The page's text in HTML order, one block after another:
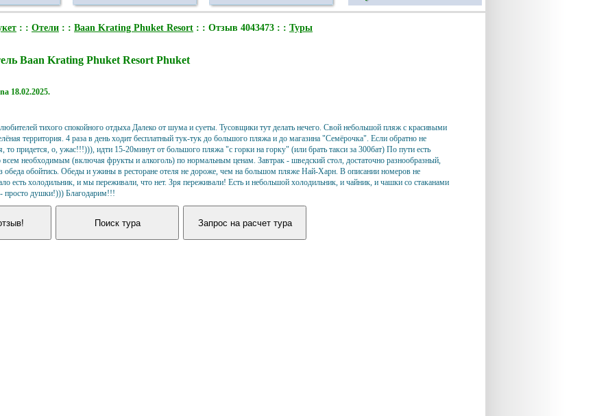
: : Отели : : Baan Krating Phuket Resort : : Отзыв 4043473 : : Туры
Baan Krating Phuket Resort Phuket
18.02.2025.
тихого спокойного отдыха Далеко от шума и суеты. Тусовщики тут делать нечего. Свой небольшой пляж с красивыми
территория. 4 раза в день ходит бесплатный тук-тук до большого пляжа и до магазина "Семёрочка". Если обратно не
то придется, о, ужас!!!))), идти 15-20минут от большого пляжа "с горки на горку" (или брать такси за 300бат) По пути есть
всем необходимым (включая фрукты и алкоголь) по нормальным ценам. Завтрак - шведский стол, достаточно разнообразный,
обеда обойтись. Обеды и ужины в ресторане отеля не дороже, чем на большом пляже Най-Харн. В описании номеров не
есть холодильник, и мы переживали, что нет. Зря переживали! Есть и небольшой холодильник, и чайник, и чашки со стаканами
просто душки!))) Благодарим!!!